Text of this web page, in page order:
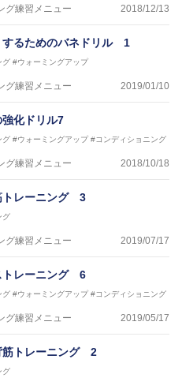
ても工夫次第で
グ練習メニュー 2018/12/13
するためのバネドリル 1
グ #ウォーミングアップ
グ練習メニュー 2019/01/10
強化ドリル7
グ #ウォーミングアップ #コンディショニング
グ練習メニュー 2018/10/18
トレーニング 3
グ
グ練習メニュー 2019/07/17
トレーニング 6
グ #ウォーミングアップ #コンディショニング
グ練習メニュー 2019/05/17
筋トレーニング 2
グ